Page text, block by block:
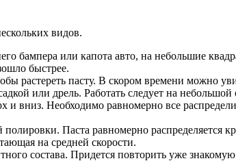
видов.
бампера или капота авто, на небольшие
быстрее.
растереть пасту. В скором времени можно
или дрель. Работать следует на
вниз. Необходимо равномерно все
Паста равномерно
на средней скорости.
состава. Придется повторить уже